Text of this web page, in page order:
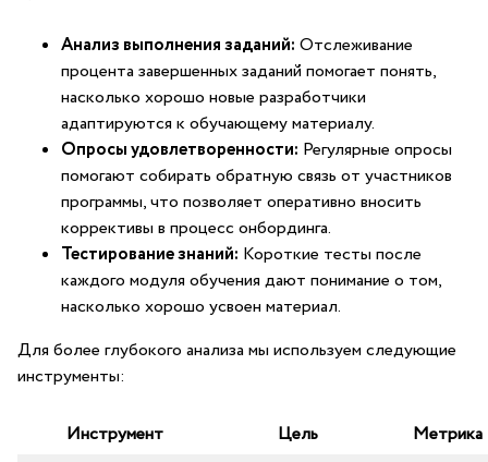
Анализ ‌выполнения⁣ заданий: Отслеживание
процента завершенных заданий помогает понять,
насколько хорошо новые разработчики
адаптируются к обучающему материалу.
Опросы удовлетворенности: Регулярные опросы
помогают собирать обратную связь от участников
программы, что позволяет‍ оперативно вносить
коррективы в процесс онбординга.
Тестирование знаний: Короткие тесты после
каждого модуля обучения дают понимание ⁢о том,
насколько хорошо усвоен ‌материал.
Для более глубокого анализа мы используем следующие
инструменты:
Инструмент Цель
Метрика